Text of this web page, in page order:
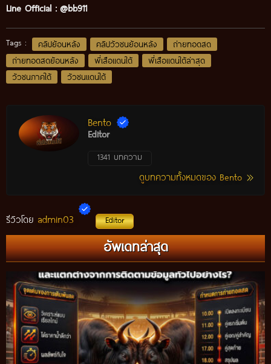
Line Official : @bb911
Tags : คลิปย้อนหลัง คลิปวัวชนย้อนหลัง
ถ่ายทอดสด
ถ่ายทอดสดย้อนหลัง
พี่เสือแดนใต้
พี่เสือแดนใต้ล่าสุด
วัวชนภาคใต้
วัวชนแดนใต้
Bento
Editor
1341 บทความ
ดูบทความทั้งหมดของ Bento
รีวิวโดย admin03 Editor
อัพเดทล่าสุด